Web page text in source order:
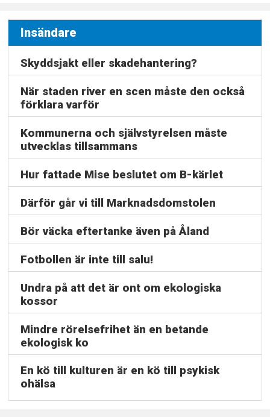
Insändare
Skyddsjakt eller skadehantering?
När staden river en scen måste den också
förklara varför
Kommunerna och självstyrelsen måste
utvecklas tillsammans
Hur fattade Mise beslutet om B-kärlet
Därför går vi till Marknadsdomstolen
Bör väcka eftertanke även på Åland
Fotbollen är inte till salu!
Undra på att det är ont om ekologiska
kossor
Mindre rörelsefrihet än en betande
ekologisk ko
En kö till kulturen är en kö till psykisk
ohälsa